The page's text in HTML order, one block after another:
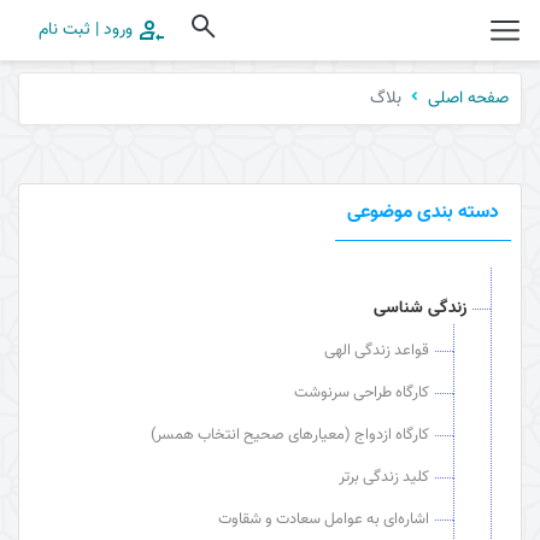
ورود | ثبت نام
صفحه اصلی بلاگ
دسته بندی موضوعی
زندگی شناسی
قواعد زندگی الهی
کارگاه طراحی سرنوشت
کارگاه ازدواج (معیارهای صحیح انتخاب همسر)
کلید زندگی برتر
اشاره‌ای به عوامل سعادت و شقاوت